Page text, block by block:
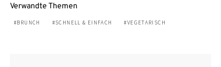
Verwandte Themen
BRUNCH SCHNELL & EINFACH VEGETARISCH